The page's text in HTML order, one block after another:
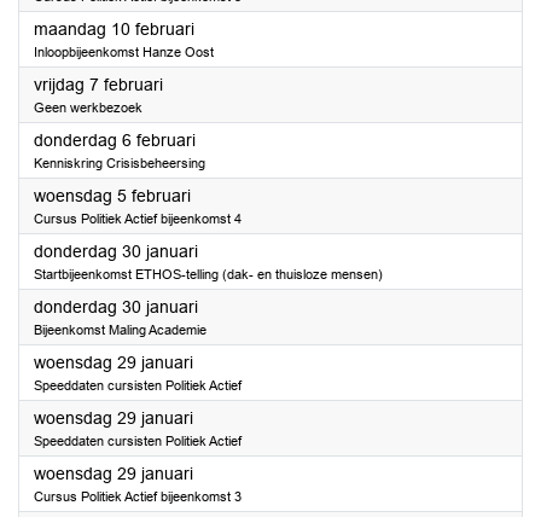
maandag 10 februari2025
Inloopbijeenkomst Hanze Oost
vrijdag 7 februari2025
Geen werkbezoek
donderdag 6 februari2025
Kenniskring Crisisbeheersing
woensdag 5 februari2025
Cursus Politiek Actief bijeenkomst 4
donderdag 30 januari2025
Startbijeenkomst ETHOS-telling (dak- en thuisloze mensen)
donderdag 30 januari2025
Bijeenkomst Maling Academie
woensdag 29 januari2025
Speeddaten cursisten Politiek Actief
woensdag 29 januari2025
Speeddaten cursisten Politiek Actief
woensdag 29 januari2025
Cursus Politiek Actief bijeenkomst 3